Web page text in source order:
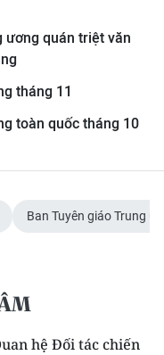
ương quán triệt văn
tháng 11
toàn quốc tháng 10
Ban Tuyên giáo Trung
hệ Đối tác chiến